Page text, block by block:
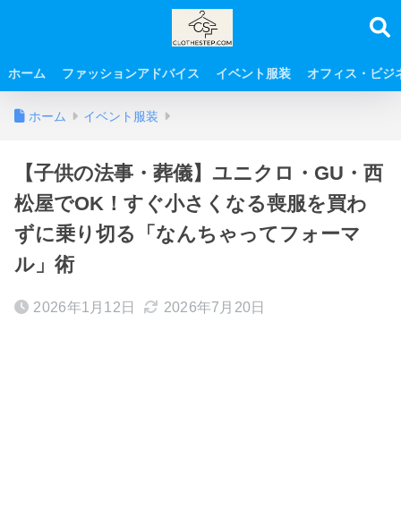
ホーム ファッションアドバイス イベント服装 オフィス・ビジ
ホーム イベント服装
【子供の法事・葬儀】ユニクロ・GU・西
松屋でOK！すぐ小さくなる喪服を買わ
ずに乗り切る「なんちゃってフォーマ
ル」術
2026年1月12日 2026年7月20日